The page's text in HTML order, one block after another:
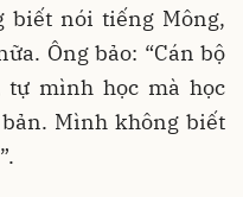
biết nói tiếng Mông,
Ông bảo: “Cán bộ
tự mình học mà học
Mình không biết